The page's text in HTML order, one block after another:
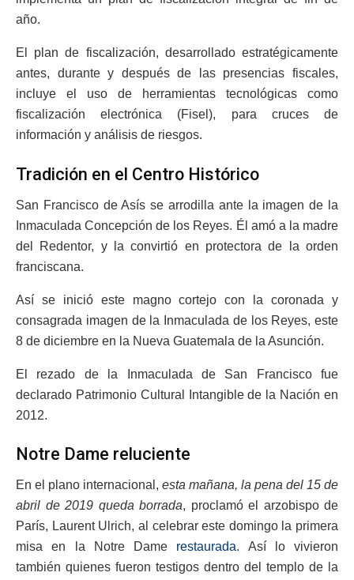
año.
El plan de fiscalización, desarrollado estratégicamente
antes, durante y después de las presencias fiscales,
incluye el uso de herramientas tecnológicas como
fiscalización electrónica (Fisel), para cruces de
información y análisis de riesgos.
Tradición en el Centro Histórico
San Francisco de Asís se arrodilla ante la imagen de la
Inmaculada Concepción de los Reyes. Él amó a la madre
del Redentor, y la convirtió en protectora de la orden
franciscana.
Así se inició este magno cortejo con la coronada y
consagrada imagen de la Inmaculada de los Reyes, este
8 de diciembre en la Nueva Guatemala de la Asunción.
El rezado de la Inmaculada de San Francisco fue
declarado Patrimonio Cultural Intangible de la Nación en
2012.
Notre Dame reluciente
En el plano internacional, esta mañana, la pena del 15 de
abril de 2019 queda borrada, proclamó el arzobispo de
París, Laurent Ulrich, al celebrar este domingo la primera
misa en la Notre Dame restaurada. Así lo vivieron
también quienes fueron testigos dentro del templo de la